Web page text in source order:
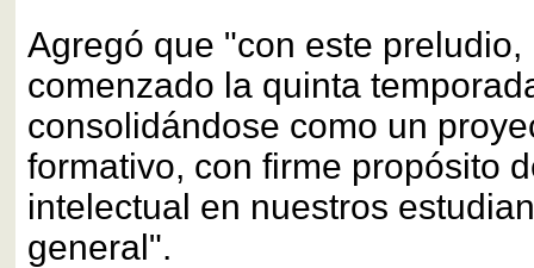
Agregó que "con este preludio,
comenzado la quinta
consolidándose como un
formativo, con firme propósito
intelectual en nuestros
general".